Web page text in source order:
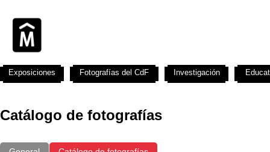
Catálogo de fotografías
Exposiciones Fotografías del CdF Investigación